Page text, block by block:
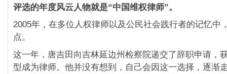
评选的年度风云人物就是“中国维权律师”。
2005年，在多位人权律师以及公民社会践行者的记忆中
点。
这一年，唐吉田向吉林延边州检察院递交了辞职申请，
型成为律师。他并没有想到，自己会因这一选择，逐渐